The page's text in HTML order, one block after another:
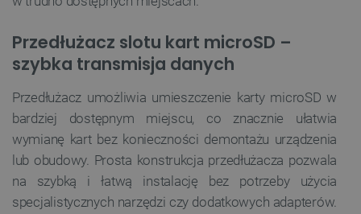
Przedłużacz slotu kart microSD –
szybka transmisja danych
Przedłużacz umożliwia umieszczenie karty microSD w
bardziej dostępnym miejscu, co znacznie ułatwia
wymianę kart bez konieczności demontażu urządzenia
lub obudowy. Prosta konstrukcja przedłużacza pozwala
na szybką i łatwą instalację bez potrzeby użycia
specjalistycznych narzędzi czy dodatkowych adapterów.